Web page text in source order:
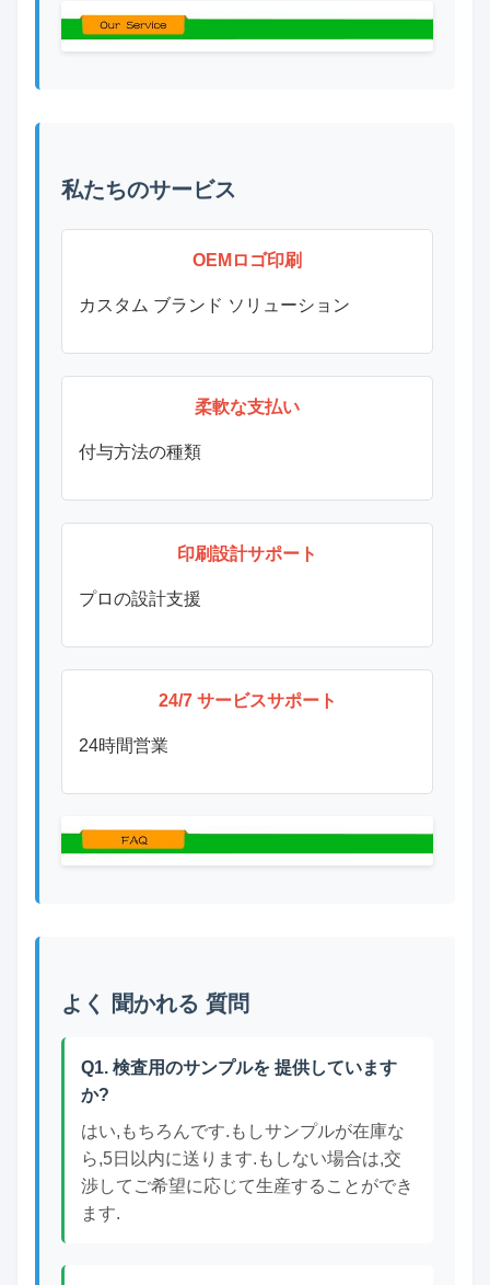
私たちのサービス
OEMロゴ印刷
カスタム ブランド ソリューション
柔軟な支払い
付与方法の種類
印刷設計サポート
プロの設計支援
24/7 サービスサポート
24時間営業
よく 聞かれる 質問
Q1. 検査用のサンプルを 提供しています
か?
はい,もちろんです.もしサンプルが在庫な
ら,5日以内に送ります.もしない場合は,交
渉してご希望に応じて生産することができ
ます.